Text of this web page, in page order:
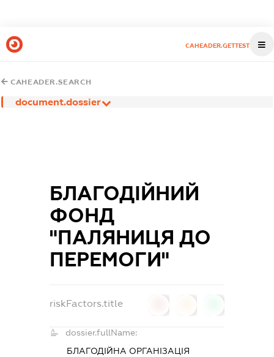
CAHEADER.GETTEST
CAHEADER.SEARCH
document.dossier
БЛАГОДІЙНИЙ
ФОНД
"ПАЛЯНИЦЯ ДО
ПЕРЕМОГИ"
riskFactors.title
dossier.fullName:
БЛАГОДІЙНА ОРГАНІЗАЦІЯ